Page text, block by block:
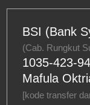
BSI (Bank
(Cab. Rungkut
1035-423-
Mafula
[kode transfer